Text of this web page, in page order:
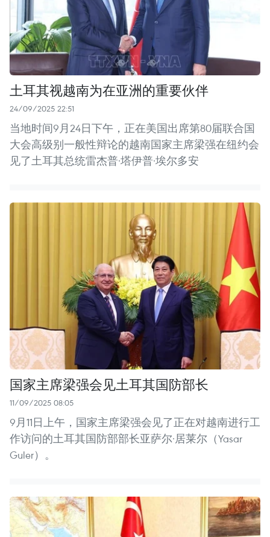
土耳其视越南为在亚洲的重要伙伴
24/09/2025 22:51
当地时间9月24日下午，正在美国出席第80届联合国
大会高级别一般性辩论的越南国家主席梁强在纽约会
见了土耳其总统雷杰普·塔伊普·埃尔多安
国家主席梁强会见土耳其国防部长
11/09/2025 08:05
9月11日上午，国家主席梁强会见了正在对越南进行工
作访问的土耳其国防部部长亚萨尔·居莱尔（Yasar
Guler）。